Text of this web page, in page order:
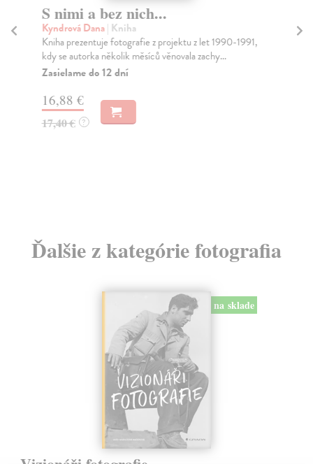
S nimi a bez nich...
Kyndrová Dana| Kniha
Kniha prezentuje fotografie z projektu z let 1990-1991,
kdy se autorka několik měsíců věnovala zachy...
Zasielame do 12 dní
16,88 €
17,40 € ?
Ďalšie z kategórie fotografia
na sklade